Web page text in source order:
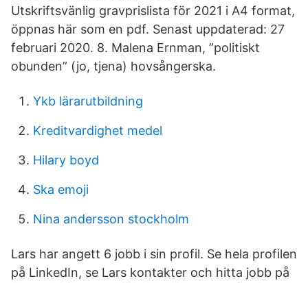
Utskriftsvänlig gravprislista för 2021 i A4 format,
öppnas här som en pdf. Senast uppdaterad: 27
februari 2020. 8. Malena Ernman, ”politiskt
obunden” (jo, tjena) hovsångerska.
Ykb lärarutbildning
Kreditvardighet medel
Hilary boyd
Ska emoji
Nina andersson stockholm
Lars har angett 6 jobb i sin profil. Se hela profilen
på LinkedIn, se Lars kontakter och hitta jobb på